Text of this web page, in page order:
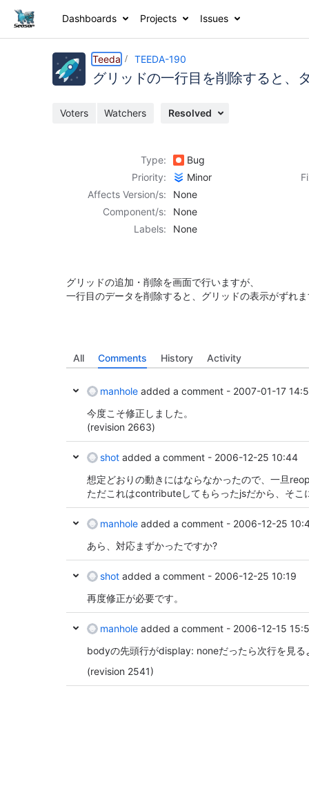
Dashboards Projects Issues
Teeda TEEDA-190
グリッドの一行目を削除すると、
Voters Watchers Resolved
Type:
Bug
Priority:
Minor
Affects Version/s:
None
Component/s:
None
Labels:
None
グリッドの追加・削除を画面で行いますが、
一行目のデータを削除すると、グリッドの表示がずれ
All Comments History Activity
manhole added a comment - 2007-01-17
今度こそ修正しました。
(revision 2663)
shot added a comment - 2006-12-25 10:44
想定どおりの動きにはならなかったので、一旦
ただこれはcontributeしてもらったjsだから、そこ
manhole added a comment - 2006-12-25
あら、対応まずかったですか?
shot added a comment - 2006-12-25 10:19
再度修正が必要です。
manhole added a comment - 2006-12-15
bodyの先頭行がdisplay: noneだったら次行を見る
(revision 2541)